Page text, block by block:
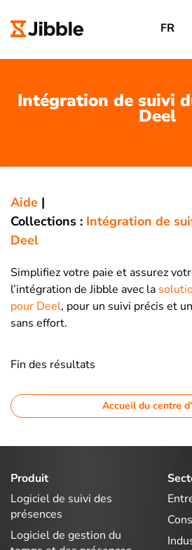
FR
Intégration de suivi
Deel
Aide |
Collections : Intégration de
Deel
Simplifiez votre paie et assurez
l’intégration de Jibble avec la
pour Deel, pour un suivi précis et
sans effort.
Fin des résultats
Accueil du centre
Produit
Logiciel de suivi des
présences
Logiciel de gestion du